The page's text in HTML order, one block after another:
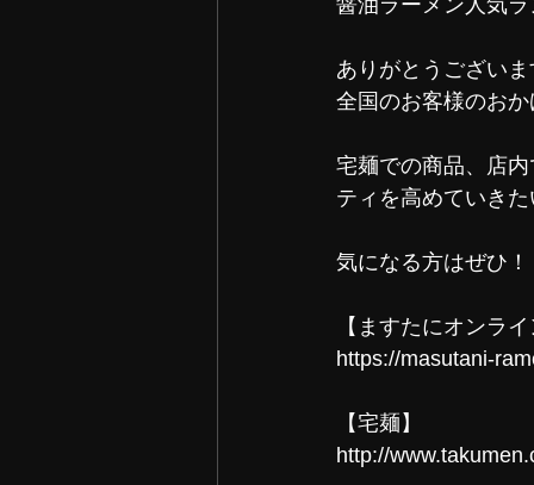
醤油ラーメン人気
ありがとうござい
全国のお客様のお
宅麺での商品、店
ティを高めていき
気になる方はぜひ！
【ますたにオンラ
https://masutani-
【宅麺】
http://